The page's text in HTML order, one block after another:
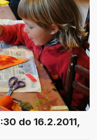
do 16.2.2011,